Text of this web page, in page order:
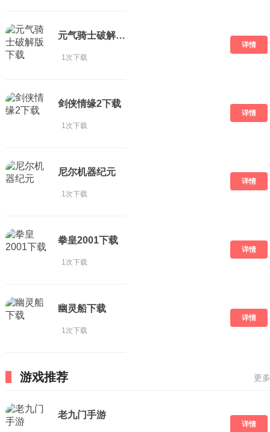
元气骑士破解版 下载
1次下载
详情
剑侠情缘2下载
1次下载
详情
尼尔机器纪元
1次下载
详情
拳皇2001下载
1次下载
详情
幽灵船下载
1次下载
详情
游戏推荐 更
老九门手游
详情